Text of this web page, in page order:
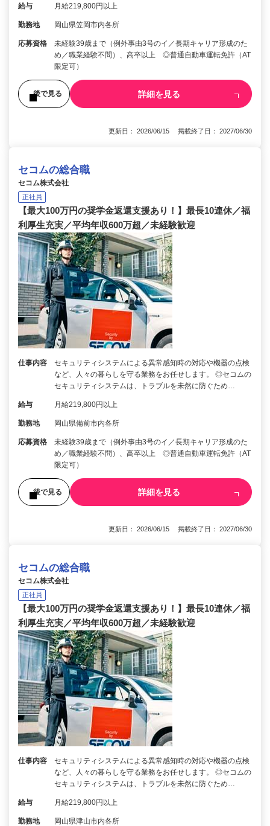
給与 月給219,800円以上
勤務地 岡山県笠岡市内各所
応募資格
未経験39歳まで（例外事由3号のイ／長期キャリア形成のた
め／職業経験不問）、高卒以上 ◎普通自動車運転免許（AT
限定可）
後で見る 詳細を見る
更新日： 2026/06/15 掲載終了日： 2027/06/30
セコムの総合職
セコム株式会社
正社員
【最大100万円の奨学金返還支援あり！】最長10連休／福
利厚生充実／平均年収600万超／未経験歓迎
仕事内容
セキュリティシステムによる異常感知時の対応や機器の点検
など、人々の暮らしを守る業務をお任せします。 ◎セコムの
セキュリティシステムは、トラブルを未然に防ぐため…
給与 月給219,800円以上
勤務地 岡山県備前市内各所
応募資格
未経験39歳まで（例外事由3号のイ／長期キャリア形成のた
め／職業経験不問）、高卒以上 ◎普通自動車運転免許（AT
限定可）
後で見る 詳細を見る
更新日： 2026/06/15 掲載終了日： 2027/06/30
セコムの総合職
セコム株式会社
正社員
【最大100万円の奨学金返還支援あり！】最長10連休／福
利厚生充実／平均年収600万超／未経験歓迎
仕事内容
セキュリティシステムによる異常感知時の対応や機器の点検
など、人々の暮らしを守る業務をお任せします。 ◎セコムの
セキュリティシステムは、トラブルを未然に防ぐため…
給与 月給219,800円以上
勤務地 岡山県津山市内各所